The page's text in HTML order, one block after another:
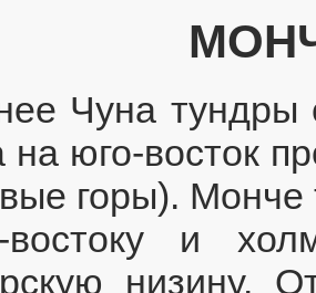
Чуна
на юго-восток
горы). Монче
и
низину.